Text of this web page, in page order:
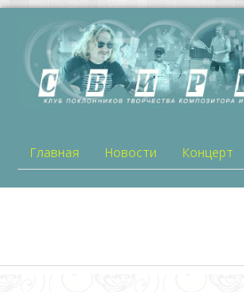
Главная Новости Концерт